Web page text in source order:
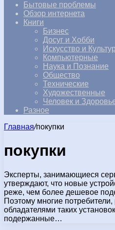
Бытовые проблемы
Обзор интернета
Книги
Бизнес
Досуг и Хобби
Искусство и
Компьютерные
Наука и Познание
Общество
Технические
Художественные
Человек и
Разное
Главная/покупки
покупки
Эксперты, занимающиеся
утверждают, что новые
реже, чем более дешевое
Поэтому многие
обладателями таких
подержанные…